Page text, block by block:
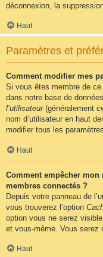
déconnexion, la
Haut
Paramètres et
Comment modifier mes
Si vous êtes membre de
dans notre base de
l’utilisateur(généralement
nom d’utilisateur en haut
modifier tous les
Haut
Comment empêcher mon
membres connectés ?
Depuis votre panneau de
vous trouverez l’option
option vous ne serez
et vous-même. Vous serez
Haut